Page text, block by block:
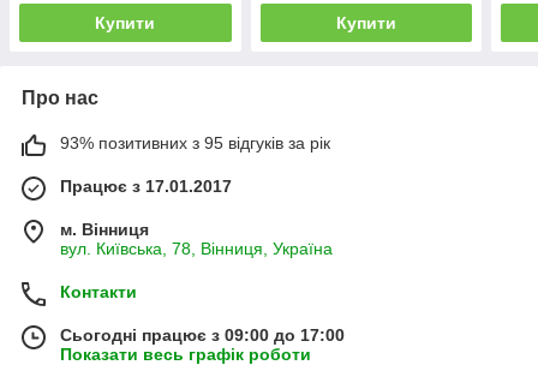
Купити Купити
Про нас
93% позитивних з 95 відгуків за рік
Працює з 17.01.2017
м. Вінниця
вул. Київська, 78, Вінниця, Україна
Контакти
Сьогодні працює з 09:00 до 17:00
Показати весь графік роботи